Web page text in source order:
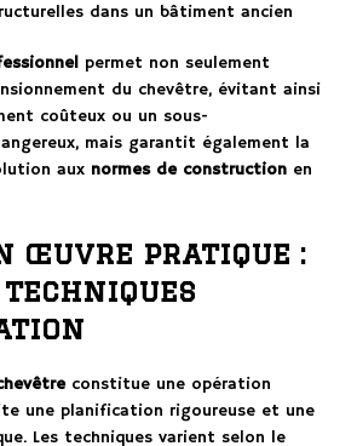
dans un bâtiment ancien
permet non seulement
du chevêtre, évitant ainsi
coûteux ou un sous-
mais garantit également la
aux normes de construction en
œuvre pratique :
constitue une opération
une planification rigoureuse et une
Les techniques varient selon le